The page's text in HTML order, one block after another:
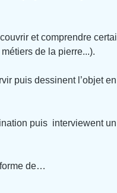
et comprendre
de la pierre...).
puis dessinent l’objet en
puis  interviewent un
de…